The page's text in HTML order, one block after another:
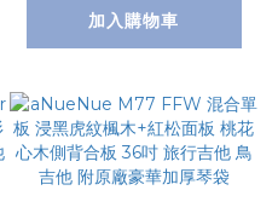
拾音器版
加入購物車